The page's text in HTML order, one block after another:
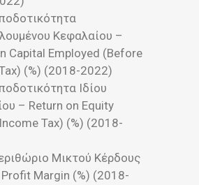
Κεφαλαίου –
Capital Employed (Before
(%) (2018-2022)
Ιδίου
– Return on Equity
Tax) (%) (2018-
Μικτού Κέρδους
Margin (%) (2018-